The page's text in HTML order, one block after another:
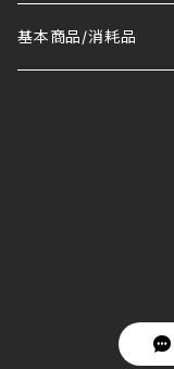
基本商品/消耗品